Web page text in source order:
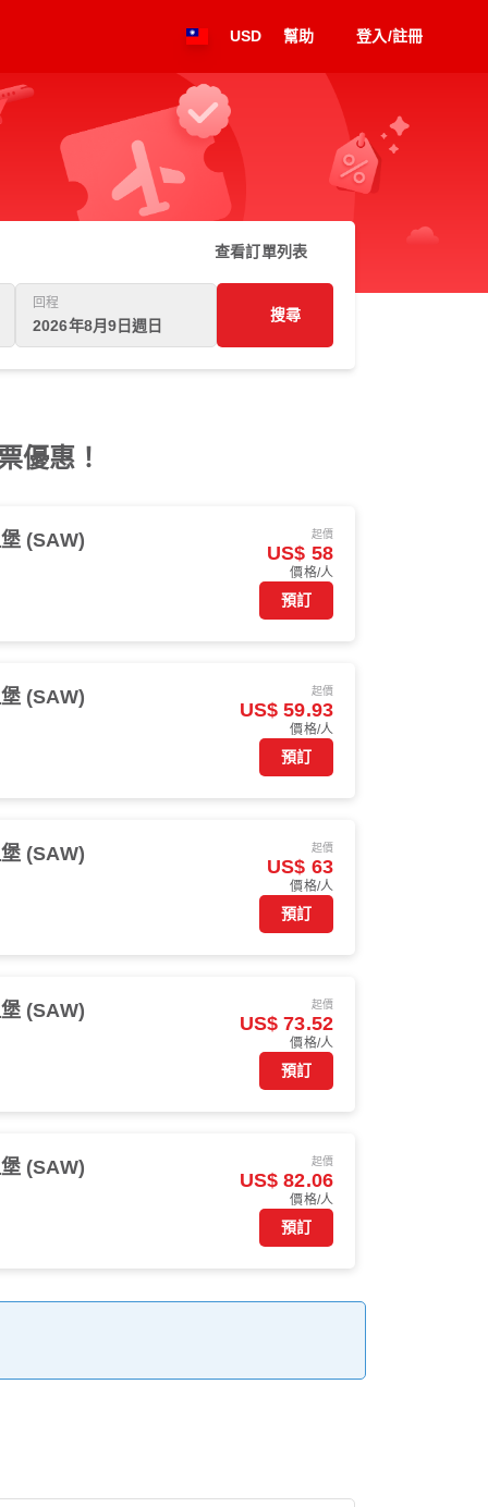
USD 幫助 登入/註冊
查看訂單列表
回程
2026年8月9日週日
搜尋
優惠！
(SAW) 起價
US$ 58
價格/人
預訂
(SAW) 起價
US$ 59.93
價格/人
預訂
(SAW) 起價
US$ 63
價格/人
預訂
(SAW) 起價
US$ 73.52
價格/人
預訂
(SAW) 起價
US$ 82.06
價格/人
預訂